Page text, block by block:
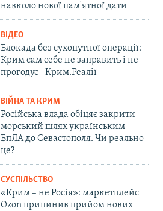
навколо нової пам'ятної дати
ВІДЕО
Блокада без сухопутної операції:
Крим сам себе не заправить і не
прогодує | Крим.Реалії
ВІЙНА ТА КРИМ
Російська влада обіцяє закрити
морський шлях українським
БпЛА до Севастополя. Чи реально
це?
СУСПІЛЬСТВО
«Крим – не Росія»: маркетплейс
Ozon припинив прийом нових